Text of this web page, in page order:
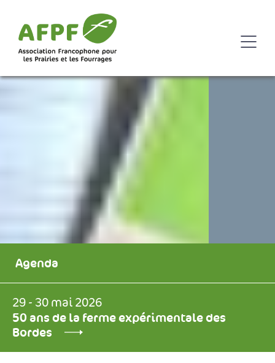
Agenda
29 - 30 mai 2026
50 ans de la ferme expérimentale des
Bordes